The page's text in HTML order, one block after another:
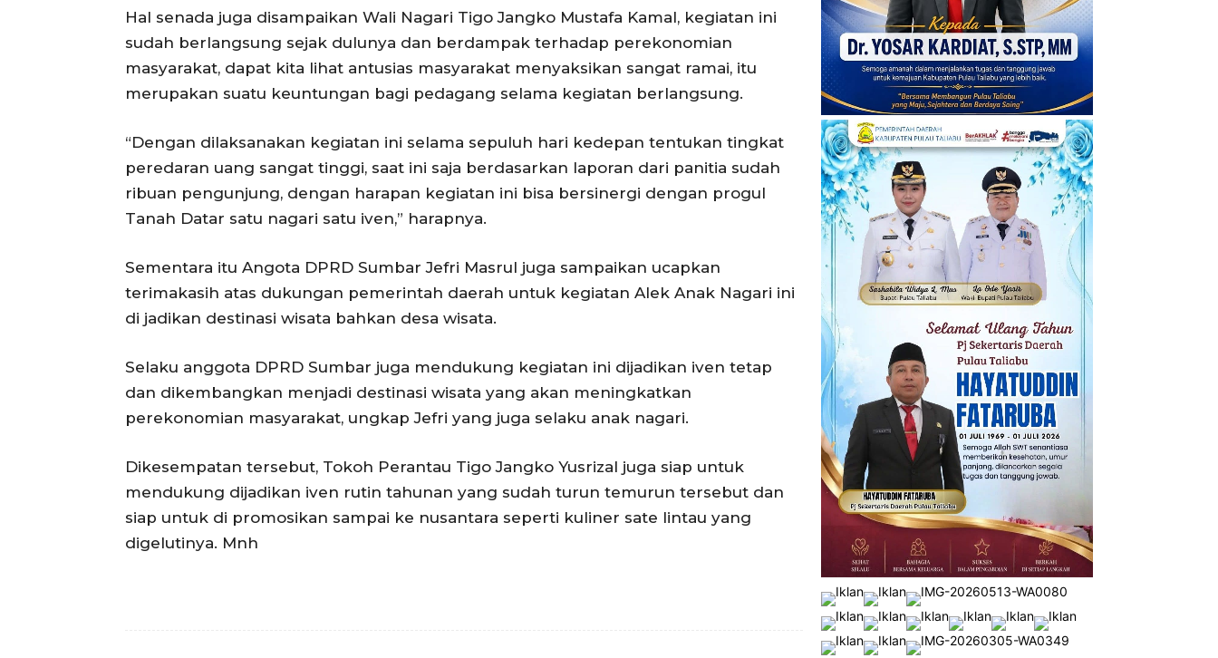
Hal senada juga disampaikan Wali Nagari Tigo Jangko Mustafa Kamal, kegiatan ini
sudah berlangsung sejak dulunya dan berdampak terhadap perekonomian
masyarakat, dapat kita lihat antusias masyarakat menyaksikan sangat ramai, itu
merupakan suatu keuntungan bagi pedagang selama kegiatan berlangsung.
“Dengan dilaksanakan kegiatan ini selama sepuluh hari kedepan tentukan tingkat
peredaran uang sangat tinggi, saat ini saja berdasarkan laporan dari panitia sudah
ribuan pengunjung, dengan harapan kegiatan ini bisa bersinergi dengan progul
Tanah Datar satu nagari satu iven,” harapnya.
Sementara itu Angota DPRD Sumbar Jefri Masrul juga sampaikan ucapkan
terimakasih atas dukungan pemerintah daerah untuk kegiatan Alek Anak Nagari ini
di jadikan destinasi wisata bahkan desa wisata.
Selaku anggota DPRD Sumbar juga mendukung kegiatan ini dijadikan iven tetap
dan dikembangkan menjadi destinasi wisata yang akan meningkatkan
perekonomian masyarakat, ungkap Jefri yang juga selaku anak nagari.
Dikesempatan tersebut, Tokoh Perantau Tigo Jangko Yusrizal juga siap untuk
mendukung dijadikan iven rutin tahunan yang sudah turun temurun tersebut dan
siap untuk di promosikan sampai ke nusantara seperti kuliner sate lintau yang
digelutinya. Mnh